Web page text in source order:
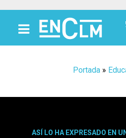
Portada »
ASÍ LO HA EXPRESADO EN